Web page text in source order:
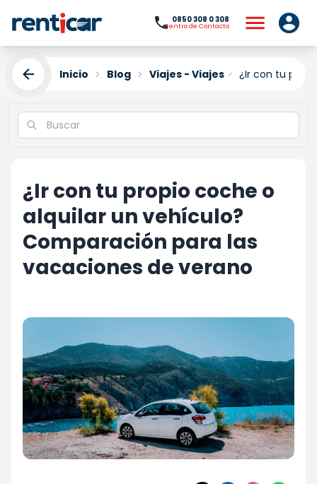
0850 308 0 308
Centro de Contacto
Inicio Blog Viajes - Viajes ¿Ir con tu
¿Ir con tu propio coche o
alquilar un vehículo?
Comparación para las
vacaciones de verano